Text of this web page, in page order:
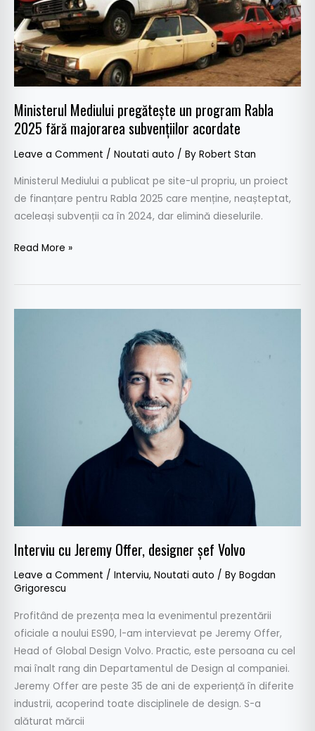
Ministerul Mediului pregătește un program Rabla
2025 fără majorarea subvențiilor acordate
Leave a Comment / Noutati auto / By Robert Stan
Ministerul Mediului a publicat pe site-ul propriu, un proiect
de finanțare pentru Rabla 2025 care menține, neașteptat,
aceleași subvenții ca în 2024, dar elimină dieselurile.
fără
majorarea
subvențiilor
acordate
Read More »
Interviu cu Jeremy Offer, designer șef Volvo
Leave a Comment / Interviu, Noutati auto / By Bogdan
Grigorescu
Profitând de prezența mea la evenimentul prezentării
oficiale a noului ES90, l-am intervievat pe Jeremy Offer,
Head of Global Design Volvo. Practic, este persoana cu cel
mai înalt rang din Departamentul de Design al companiei.
Jeremy Offer are peste 35 de ani de experiență în diferite
industrii, acoperind toate disciplinele de design. S-a
alăturat mărcii